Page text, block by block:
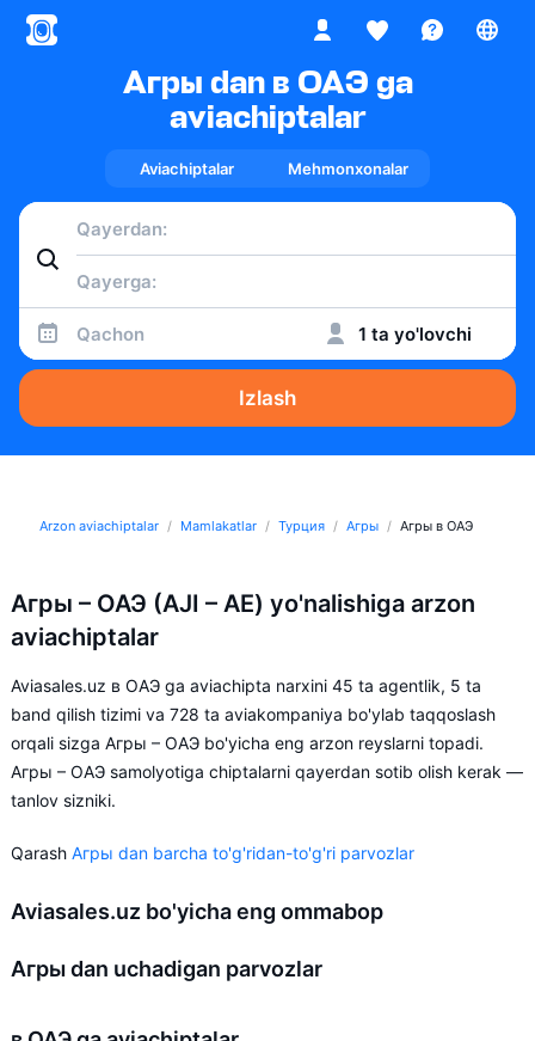
Агры dan в ОАЭ ga
aviachiptalar
Aviachiptalar Mehmonxonalar
Qachon 1 ta yo'lovchi
Izlash
Arzon aviachiptalar Mamlakatlar Турция Агры Агры в ОАЭ
Агры – ОАЭ (AJI – AE) yo'nalishiga arzon
aviachiptalar
Aviasales.uz в ОАЭ ga aviachipta narxini 45 ta agentlik, 5 ta
band qilish tizimi va 728 ta aviakompaniya bo'ylab taqqoslash
orqali sizga Агры – ОАЭ bo'yicha eng arzon reyslarni topadi.
Агры – ОАЭ samolyotiga chiptalarni qayerdan sotib olish kerak —
tanlov sizniki.
Qarash Агры dan barcha to'g'ridan-to'g'ri parvozlar
Aviasales.uz bo'yicha eng ommabop
Агры dan uchadigan parvozlar